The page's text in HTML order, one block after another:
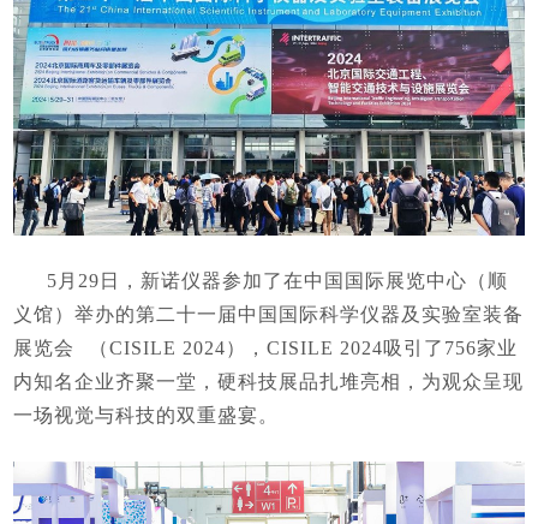
5月 29 日，新诺仪器参加了在中国国际展览中心（顺
义馆）举办的第二十一届中国国际科学仪器及实验室装备
展览会
（CISILE 2024），CISILE 2024吸引了756家业
内知名企业齐聚一堂，硬科技展品扎堆亮相，为观众呈现
一场视觉与科技的双重盛宴。